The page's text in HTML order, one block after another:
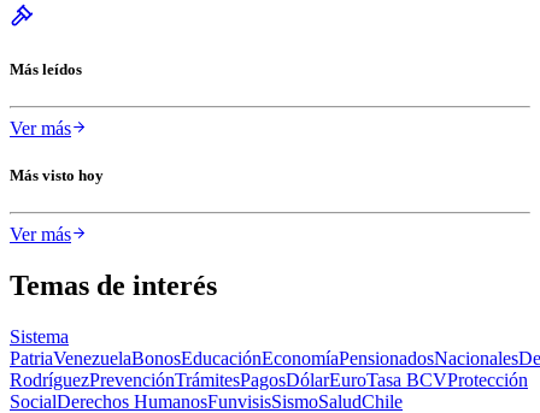
Más leídos
Ver más
Más visto hoy
Ver más
Temas de interés
Sistema
PatriaVenezuelaBonosEducaciónEconomíaPensionadosNacionales
RodríguezPrevenciónTrámitesPagosDólarEuroTasa BCVProtección
SocialDerechos HumanosFunvisisSismoSaludChile